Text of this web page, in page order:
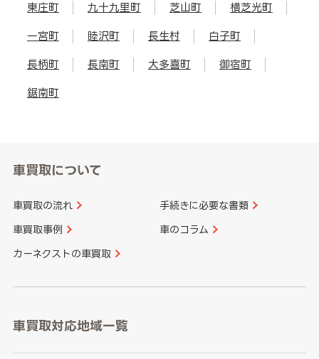
東庄町 九十九里町 芝山町 横芝光町
一宮町 睦沢町 長生村 白子町
長柄町 長南町 大多喜町 御宿町
鋸南町
車買取について
車買取の流れ 手続きに必要な書類
車買取事例 車のコラム
カーネクストの車買取
車買取対応地域一覧